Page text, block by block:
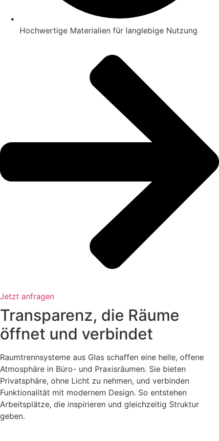
Hochwertige Materialien für langlebige Nutzung
Jetzt anfragen
Transparenz, die Räume
öffnet und verbindet
Raumtrennsysteme aus Glas schaffen eine helle, offene
Atmosphäre in Büro- und Praxisräumen. Sie bieten
Privatsphäre, ohne Licht zu nehmen, und verbinden
Funktionalität mit modernem Design. So entstehen
Arbeitsplätze, die inspirieren und gleichzeitig Struktur
geben.